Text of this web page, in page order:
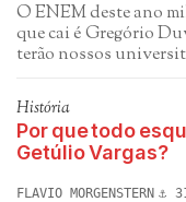
O ENEM deste ano
que cai é Gregório
terão nossos
História
Por que todo
Getúlio Vargas?
FLAVIO MORGENSTERN